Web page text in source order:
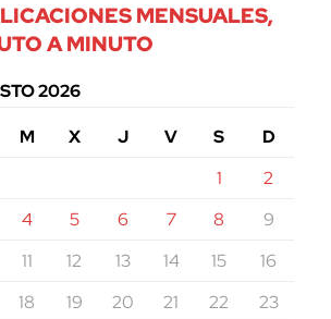
MENSUALES,
A MINUTO
2026
M X J V S
D
1
2
4 5 6 7 8
9
11 12 13 14 15
16
18 19 20 21 22
23